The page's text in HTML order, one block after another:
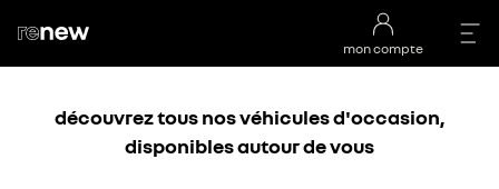
mon compte
découvrez tous nos véhicules d'occasion,
disponibles autour de vous